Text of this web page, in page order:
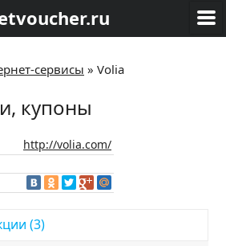
сервисы » Volia
купоны
http://volia.com/
(3)